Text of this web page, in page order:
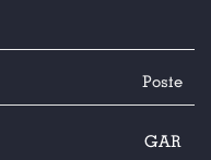
Poste
GAR